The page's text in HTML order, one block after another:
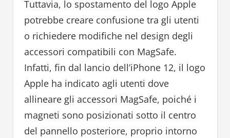
Tuttavia, lo spostamento del logo Apple
potrebbe creare confusione tra gli utenti
o richiedere modifiche nel design degli
accessori compatibili con MagSafe.
Infatti, fin dal lancio dell’iPhone 12, il logo
Apple ha indicato agli utenti dove
allineare gli accessori MagSafe, poiché i
magneti sono posizionati sotto il centro
del pannello posteriore, proprio intorno